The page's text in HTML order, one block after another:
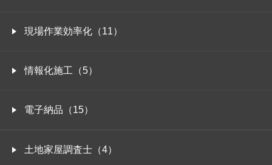
現場作業効率化（11）
情報化施工（5）
電子納品（15）
土地家屋調査士（4）